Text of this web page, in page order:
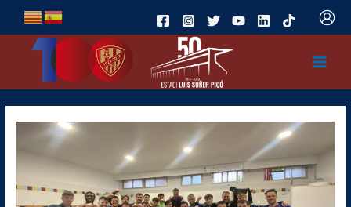
contenido